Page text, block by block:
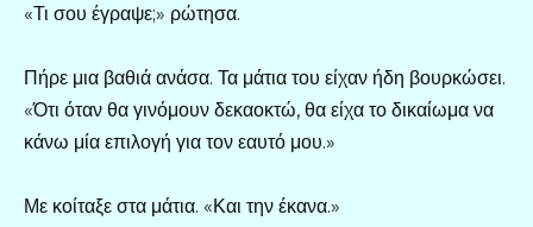
«Τι σου έγραψε;» ρώτησα.
Πήρε μια βαθιά ανάσα. Τα μάτια του είχαν ήδη βουρκώσει.
«Ότι όταν θα γινόμουν δεκαοκτώ, θα είχα το δικαίωμα να
κάνω μία επιλογή για τον εαυτό μου.»
Με κοίταξε στα μάτια. «Και την έκανα.»